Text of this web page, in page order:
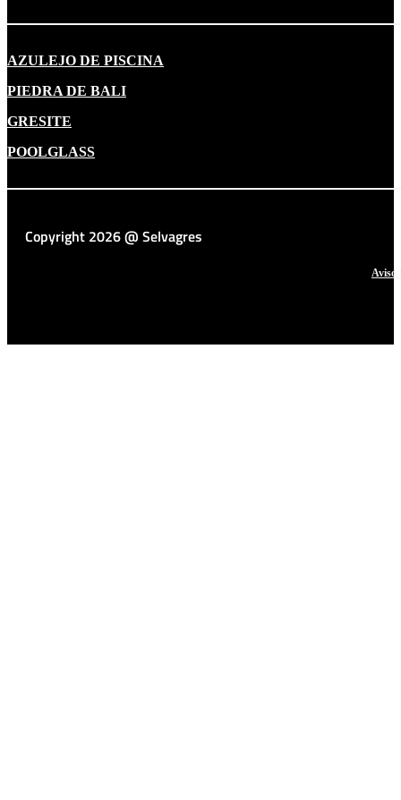
AZULEJO DE PISCINA
PIEDRA DE BALI
GRESITE
POOLGLASS
Copyright 2026 @ Selvagres
Aviso